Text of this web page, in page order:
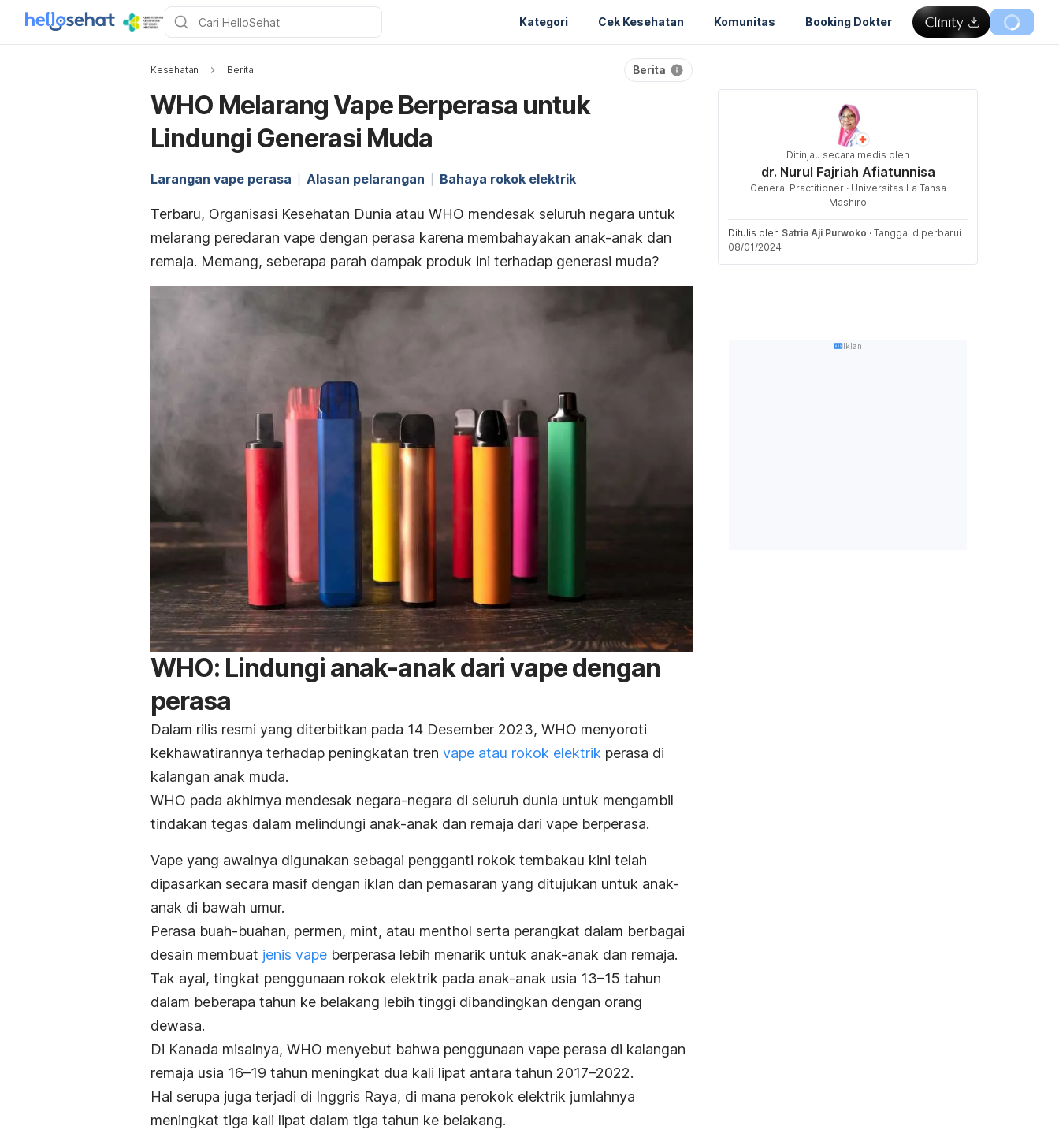
Kategori Cek Kesehatan Komunitas Booking Dokter
Kesehatan Berita Berita
WHO Melarang Vape Berperasa untuk
Lindungi Generasi Muda
Larangan vape perasa Alasan pelarangan Bahaya rokok elektrik
Terbaru, Organisasi Kesehatan Dunia atau WHO mendesak seluruh negara untuk
melarang peredaran vape dengan perasa karena membahayakan anak-anak dan
remaja. Memang, seberapa parah dampak produk ini terhadap generasi muda?
WHO: Lindungi anak-anak dari vape dengan
perasa
Dalam rilis resmi yang diterbitkan pada 14 Desember 2023, WHO menyoroti
kekhawatirannya terhadap peningkatan tren vape atau rokok elektrik perasa di
kalangan anak muda.
WHO pada akhirnya mendesak negara-negara di seluruh dunia untuk mengambil
tindakan tegas dalam melindungi anak-anak dan remaja dari vape berperasa.
Vape yang awalnya digunakan sebagai pengganti rokok tembakau kini telah
dipasarkan secara masif dengan iklan dan pemasaran yang ditujukan untuk anak-
anak di bawah umur.
Perasa buah-buahan, permen, mint, atau menthol serta perangkat dalam berbagai
desain membuat jenis vape berperasa lebih menarik untuk anak-anak dan remaja.
Tak ayal, tingkat penggunaan rokok elektrik pada anak-anak usia 13–15 tahun
dalam beberapa tahun ke belakang lebih tinggi dibandingkan dengan orang
dewasa.
Di Kanada misalnya, WHO menyebut bahwa penggunaan vape perasa di kalangan
remaja usia 16–19 tahun meningkat dua kali lipat antara tahun 2017–2022.
Hal serupa juga terjadi di Inggris Raya, di mana perokok elektrik jumlahnya
meningkat tiga kali lipat dalam tiga tahun ke belakang.
Ditinjau secara medis oleh
dr. Nurul Fajriah Afiatunnisa
General Practitioner · Universitas La Tansa
Mashiro
Ditulis oleh Satria Aji Purwoko · Tanggal diperbarui
08/01/2024
Iklan